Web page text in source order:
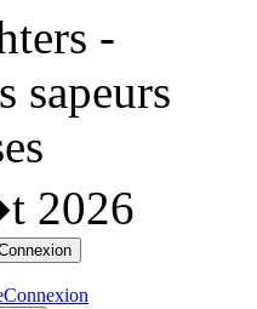
2026
Connexion